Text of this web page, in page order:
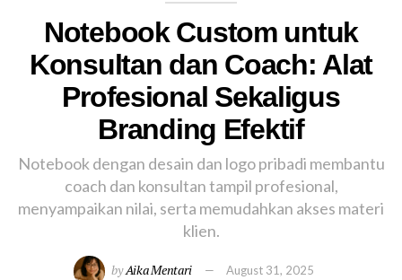
Notebook Custom untuk
Konsultan dan Coach: Alat
Profesional Sekaligus
Branding Efektif
Notebook dengan desain dan logo pribadi membantu
coach dan konsultan tampil profesional,
menyampaikan nilai, serta memudahkan akses materi
klien.
byAika Mentari August 31, 2025